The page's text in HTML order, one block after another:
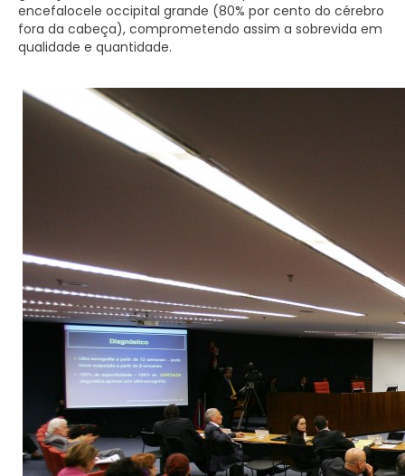
encefalocele occipital grande (80% por cento do cérebro
fora da cabeça), comprometendo assim a sobrevida em
qualidade e quantidade.